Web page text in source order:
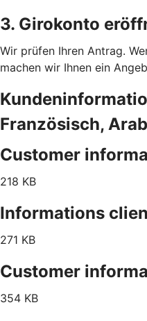
3. Girokonto
Wir prüfen Ihren Antrag.
machen wir Ihnen ein
Französisch,
Customer
218 KB
Informations
271 KB
Customer
354 KB